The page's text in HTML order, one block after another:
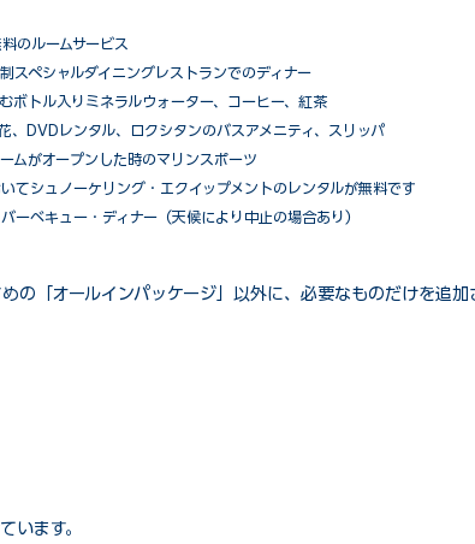
のルームサービス
スペシャルダイニングレストランでのディナー
ボトル入りミネラルウォーター、コーヒー、紅茶
、DVDレンタル、ロクシタンのバスアメニティ、スリッパ
ムがオープンした時のマリンスポーツ
てシュノーケリング・エクイップメントのレンタルが無料です
ーベキュー・ディナー（天候により中止の場合あり）
の「オールインパッケージ」以外に、必要なものだけを追
います。